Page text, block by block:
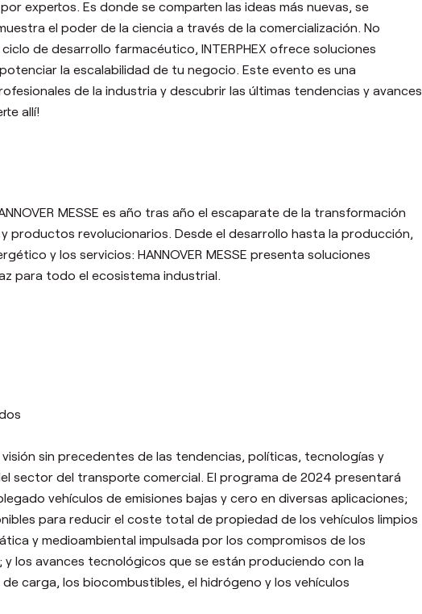
expertos. Es donde se comparten las ideas más nuevas, se
el poder de la ciencia a través de la comercialización. No
de desarrollo farmacéutico, INTERPHEX ofrece soluciones
la escalabilidad de tu negocio. Este evento es una
de la industria y descubrir las últimas tendencias y avances
allí!
MESSE es año tras año el escaparate de la transformación
productos revolucionarios. Desde el desarrollo hasta la producción,
y los servicios: HANNOVER MESSE presenta soluciones
para todo el ecosistema industrial.
sin precedentes de las tendencias, políticas, tecnologías y
sector del transporte comercial. El programa de 2024 presentará
vehículos de emisiones bajas y cero en diversas aplicaciones;
para reducir el coste total de propiedad de los vehículos limpios
y medioambiental impulsada por los compromisos de los
los avances tecnológicos que se están produciendo con la
carga, los biocombustibles, el hidrógeno y los vehículos